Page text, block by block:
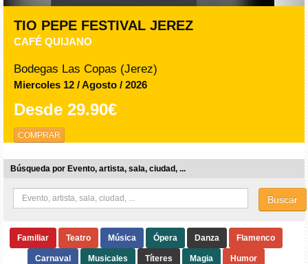
TIO PEPE FESTIVAL JEREZ
CAFÉ QUIJANO
Bodegas Las Copas (Jerez)
Miercoles 12 / Agosto / 2026
Desde 29.90€
COMPRAR
Búsqueda por Evento, artista, sala, ciudad, ...
Buscar
Familiar Teatro Música Ópera Danza Flamenco
Carnaval Musicales Títeres Magia Humor